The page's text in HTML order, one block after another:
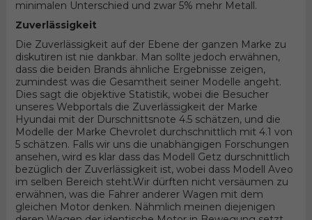
minimalen Unterschied und zwar 5% mehr Metall.
Zuverlässigkeit
Die Zuverlässigkeit auf der Ebene der ganzen Marke zu
diskutiren ist nie dankbar. Man sollte jedoch erwähnen,
dass die beiden Brands ähnliche Ergebnisse zeigen,
zumindest was die Gesamtheit seiner Modelle angeht.
Dies sagt die objektive Statistik, wobei die Besucher
unseres Webportals die Zuverlässigkeit der Marke
Hyundai mit der Durschnittsnote 4.5 schätzen, und die
Modelle der Marke Chevrolet durchschnittlich mit 4.1 von
5 schätzen. Falls wir uns die unabhängigen Forschungen
ansehen, wird es klar dass das Modell Getz durschnittlich
bezüglich der Zuverlässigkeit ist, wobei dass Modell Aveo
im selben Bereich steht.Wir dürften nicht versäumen zu
erwähnen, was die Fahrer anderer Wagen mit dem
gleichen Motor denken. Nähmlich meinen diejenigen